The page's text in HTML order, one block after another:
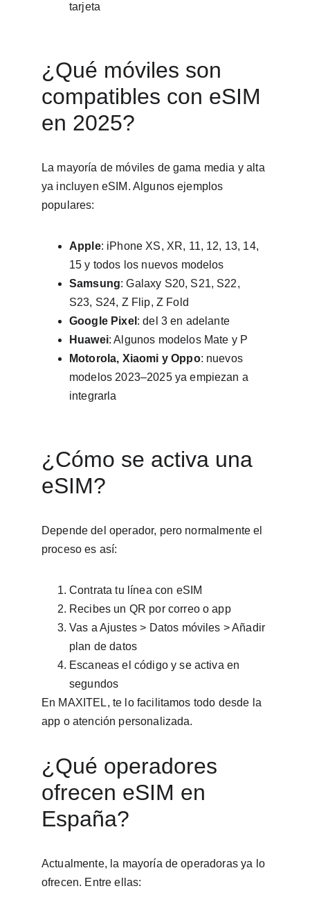
tarjeta
¿Qué móviles son
compatibles con eSIM
en 2025?
La mayoría de móviles de gama media y alta
ya incluyen eSIM. Algunos ejemplos
populares:
Apple: iPhone XS, XR, 11, 12, 13, 14,
15 y todos los nuevos modelos
Samsung: Galaxy S20, S21, S22,
S23, S24, Z Flip, Z Fold
Google Pixel : del 3 en adelante
Huawei: Algunos modelos Mate y P
Motorola, Xiaomi y Oppo: nuevos
modelos 2023–2025 ya empiezan a
integrarla
¿Cómo se activa una
eSIM?
Depende del operador, pero normalmente el
proceso es así:
Contrata tu línea con eSIM
Recibes un QR por correo o app
Vas a Ajustes > Datos móviles > Añadir
plan de datos
Escaneas el código y se activa en
segundos
En MAXITEL, te lo facilitamos todo desde la
app o atención personalizada.
¿Qué operadores
ofrecen eSIM en
España?
Actualmente, la mayoría de operadoras ya lo
ofrecen. Entre ellas: